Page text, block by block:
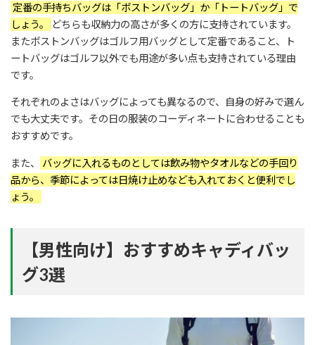
定番の手持ちバッグは「ボストンバッグ」か「トートバッグ」で
しょう。
どちらも収納力の高さが多くの方に支持されています。
またボストンバッグはゴルフ用バッグとして定番であること、ト
ートバッグはゴルフ以外でも用途が多い点も支持されている理由
です。
それぞれのよさはバッグによっても異なるので、自身の好みで選ん
でも大丈夫です。その日の服装のコーディネートに合わせることも
おすすめです。
また、
バッグに入れるものとしては飲み物やタオルなどの手回り
品から、季節によっては日焼け止めなども入れておくと便利でし
ょう。
【男性向け】おすすめキャディバッ
グ3選